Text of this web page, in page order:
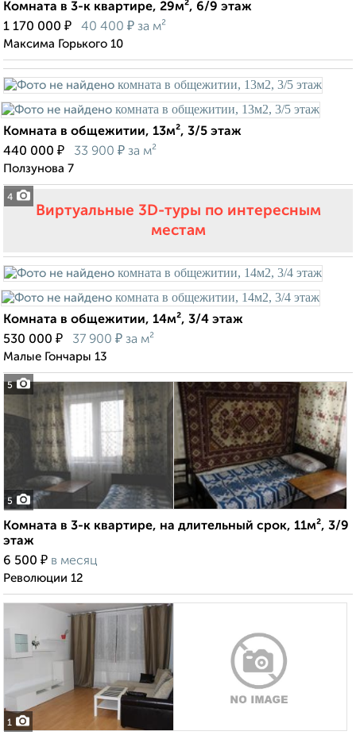
Комната в 3-к квартире, 29м², 6/9 этаж
1 170 000 ₽ 40 400 ₽ за м²
Максима Горького 10
4
Комната в общежитии, 13м², 3/5 этаж
440 000 ₽ 33 900 ₽ за м²
Ползунова 7
Виртуальные 3D-туры по интересным
местам
5
Комната в общежитии, 14м², 3/4 этаж
530 000 ₽ 37 900 ₽ за м²
Малые Гончары 13
5
Комната в 3-к квартире, на длительный срок, 11м², 3/9
этаж
6 500 ₽ в месяц
Революции 12
1